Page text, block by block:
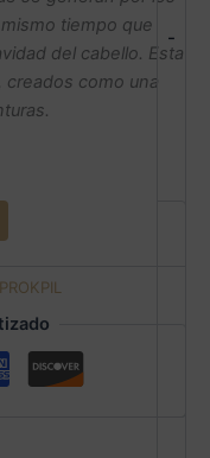
tiempo que
del cabello. Esta
como una
-
PROKPIL